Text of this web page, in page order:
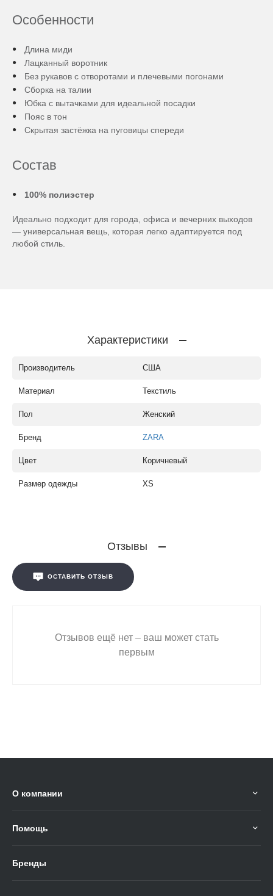
Особенности
Длина миди
Лацканный воротник
Без рукавов с отворотами и плечевыми погонами
Сборка на талии
Юбка с вытачками для идеальной посадки
Пояс в тон
Скрытая застёжка на пуговицы спереди
Состав
100% полиэстер
Идеально подходит для города, офиса и вечерних выходов
— универсальная вещь, которая легко адаптируется под
любой стиль.
Характеристики
Производитель США
Материал Текстиль
Пол Женский
Бренд ZARA
Цвет Коричневый
Размер одежды XS
Отзывы
ОСТАВИТЬ ОТЗЫВ
Отзывов ещё нет – ваш может стать
первым
О компании
Помощь
Бренды